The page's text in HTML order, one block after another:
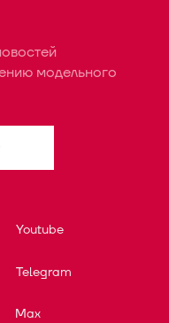
модельного
Youtube
Telegram
Max